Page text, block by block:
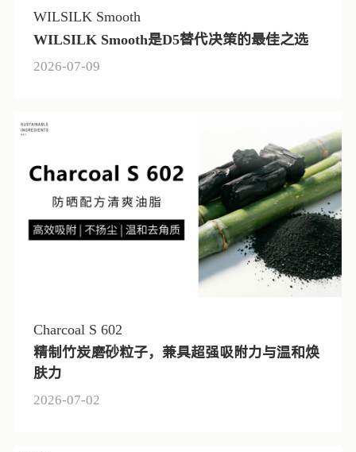
WILSILK Smooth
WILSILK Smooth是D5替代决策的最佳之选
2026-07-09
Charcoal S 602
精制竹炭磨砂粒子，兼具超强吸附力与温和焕
肤力
2026-07-02